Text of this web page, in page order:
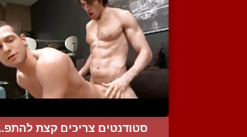
סטודנטים צריכים קצת